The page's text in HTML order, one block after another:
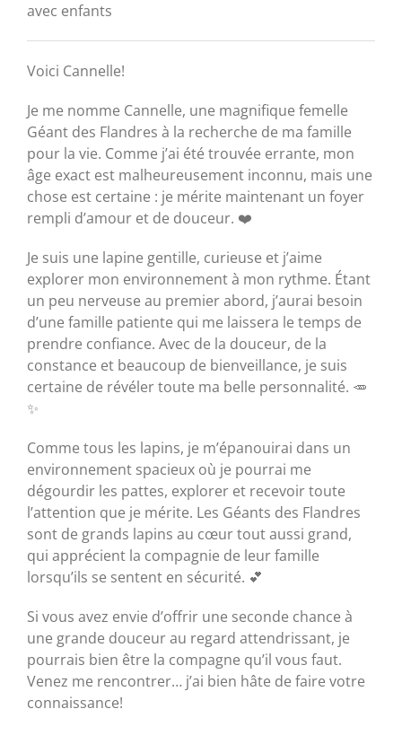
avec enfants
Voici Cannelle!
Je me nomme Cannelle, une magnifique femelle
Géant des Flandres à la recherche de ma famille
pour la vie. Comme j’ai été trouvée errante, mon
âge exact est malheureusement inconnu, mais une
chose est certaine : je mérite maintenant un foyer
rempli d’amour et de douceur. ❤️
Je suis une lapine gentille, curieuse et j’aime
explorer mon environnement à mon rythme. Étant
un peu nerveuse au premier abord, j’aurai besoin
d’une famille patiente qui me laissera le temps de
prendre confiance. Avec de la douceur, de la
constance et beaucoup de bienveillance, je suis
certaine de révéler toute ma belle personnalité. 🥕
✨
Comme tous les lapins, je m’épanouirai dans un
environnement spacieux où je pourrai me
dégourdir les pattes, explorer et recevoir toute
l’attention que je mérite. Les Géants des Flandres
sont de grands lapins au cœur tout aussi grand,
qui apprécient la compagnie de leur famille
lorsqu’ils se sentent en sécurité. 💕
Si vous avez envie d’offrir une seconde chance à
une grande douceur au regard attendrissant, je
pourrais bien être la compagne qu’il vous faut.
Venez me rencontrer… j’ai bien hâte de faire votre
connaissance!